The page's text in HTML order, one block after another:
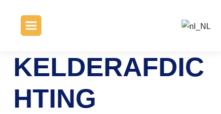
KELDERAFDIC
HTING